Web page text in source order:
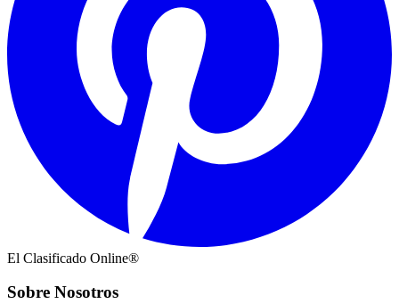
El Clasificado Online®
Sobre Nosotros